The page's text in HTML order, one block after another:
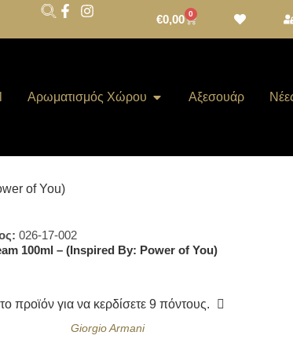
€0,00 0
Αρωματισμός Χώρου Αξεσουάρ
of You)
026-17-002
100ml – (Inspired By: Power of You)
προϊόν για να κερδίσετε9 πόντους.
Giorgio Armani